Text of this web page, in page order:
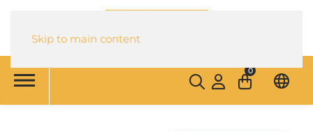
Skip to main content
0